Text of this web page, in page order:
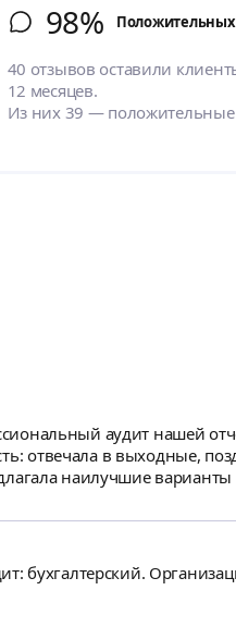
98%
40 отзывов оставили
12 месяцев.
Из них 39 — положительные
аудит нашей
отвечала в выходные,
наилучшие
бухгалтерский.